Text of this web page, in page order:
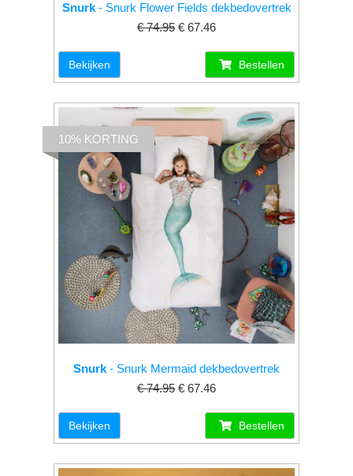
Snurk- Snurk Flower Fields dekbedovertrek
€ 74.95 € 67.46
Bekijken Bestellen
Snurk - Snurk Mermaid dekbedovertrek
€ 74.95 € 67.46
10% KORTING
Bekijken Bestellen